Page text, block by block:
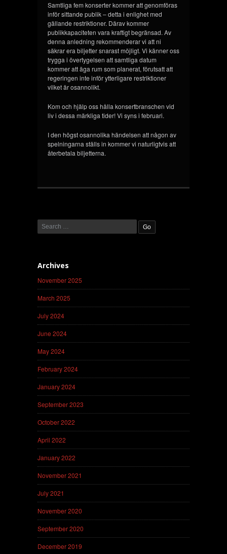
Samtliga fem konserter kommer att genomföras
inför sittande publik – detta i enlighet med
gällande restriktioner. Därav kommer
publikkapaciteten vara kraftigt begränsad. Av
denna anledning rekommenderar vi att ni
säkrar era biljetter snarast möjligt. Vi känner oss
trygga i övertygelsen att samtliga datum
kommer att äga rum som planerat, förutsatt att
regeringen inte inför ytterligare restriktioner
vilket är osannolikt.
Kom och hjälp oss hålla konsertbranschen vid
liv i dessa märkliga tider! Vi syns i februari.
I den högst osannolika händelsen att någon av
spelningarna ställs in kommer vi naturligtvis att
återbetala biljetterna.
Archives
November 2025
March 2025
July 2024
June 2024
May 2024
February 2024
January 2024
September 2023
October 2022
April 2022
January 2022
November 2021
July 2021
November 2020
September 2020
December 2019